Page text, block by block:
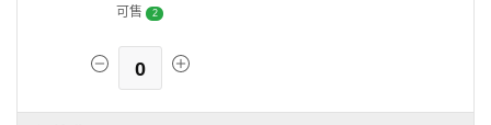
可售 2
0